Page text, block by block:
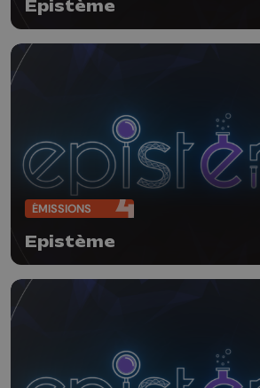
Epistème
ÉMISSIONS
Epistème